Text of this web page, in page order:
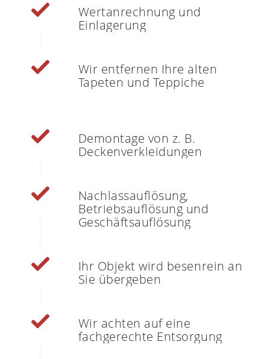
Wertanrechnung und
Einlagerung
Wir entfernen Ihre alten
Tapeten und Teppiche
Demontage von z. B.
Deckenverkleidungen
Nachlassauflösung,
Betriebsauflösung und
Geschäftsauflösung
Ihr Objekt wird besenrein an
Sie übergeben
Wir achten auf eine
fachgerechte Entsorgung